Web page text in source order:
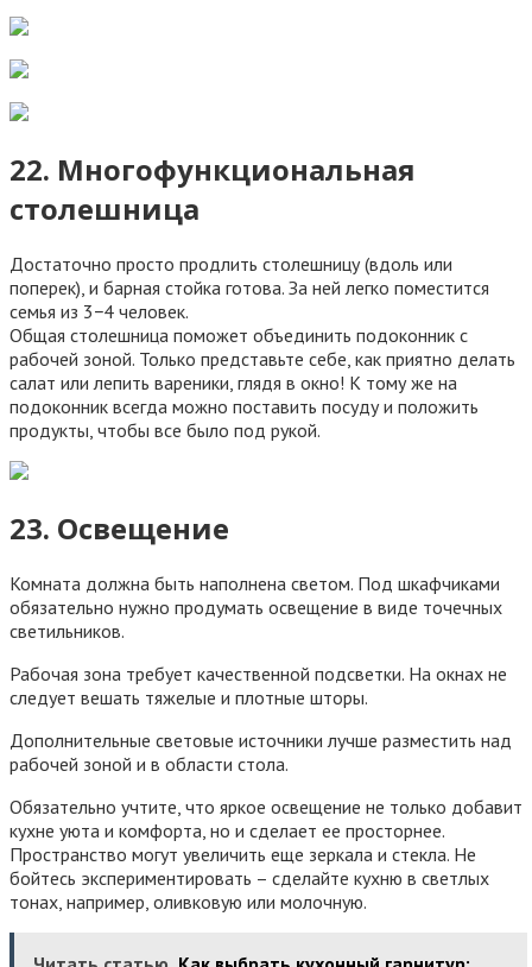
22. Многофункциональная
столешница
Достаточно просто продлить столешницу (вдоль или
поперек), и барная стойка готова. За ней легко поместится
семья из 3−4 человек.
Общая столешница поможет объединить подоконник с
рабочей зоной. Только представьте себе, как приятно делать
салат или лепить вареники, глядя в окно! К тому же на
подоконник всегда можно поставить посуду и положить
продукты, чтобы все было под рукой.
23. Освещение
Комната должна быть наполнена светом. Под шкафчиками
обязательно нужно продумать освещение в виде точечных
светильников.
Рабочая зона требует качественной подсветки. На окнах не
следует вешать тяжелые и плотные шторы.
Дополнительные световые источники лучше разместить над
рабочей зоной и в области стола.
Обязательно учтите, что яркое освещение не только добавит
кухне уюта и комфорта, но и сделает ее просторнее.
Пространство могут увеличить еще зеркала и стекла. Не
бойтесь экспериментировать – сделайте кухню в светлых
тонах, например, оливковую или молочную.